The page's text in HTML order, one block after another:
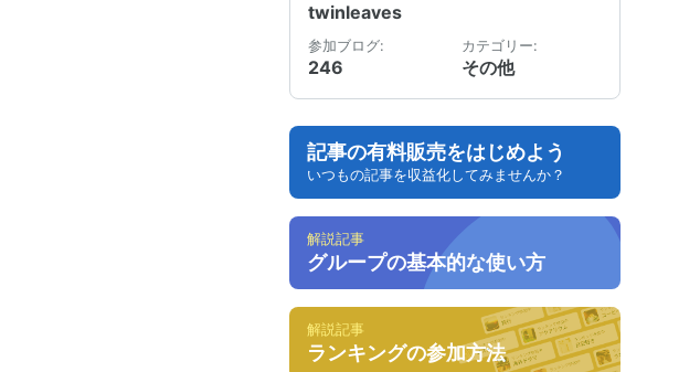
twinleaves
参加ブログ:
246
カテゴリー:
その他
記事の有料販売をはじめよう
いつもの記事を収益化してみませんか？
解説記事
グループの基本的な使い方
解説記事
ランキングの参加方法